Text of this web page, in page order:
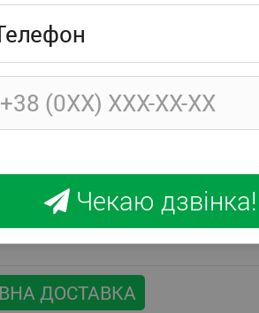
- 457
ДОСТАВКА
Чекаю дзвінка!